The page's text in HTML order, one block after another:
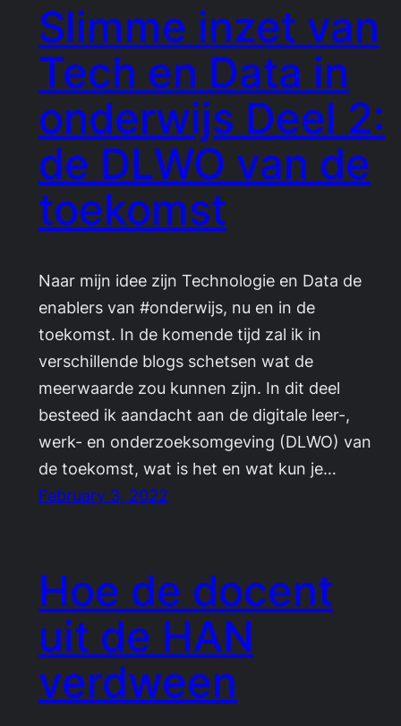
Slimme inzet van
Tech en Data in
onderwijs Deel 2:
de DLWO van de
toekomst
Naar mijn idee zijn Technologie en Data de
enablers van #onderwijs, nu en in de
toekomst. In de komende tijd zal ik in
verschillende blogs schetsen wat de
meerwaarde zou kunnen zijn. In dit deel
besteed ik aandacht aan de digitale leer-,
werk- en onderzoeksomgeving (DLWO) van
de toekomst, wat is het en wat kun je…
February 3, 2022
Hoe de docent
uit de HAN
verdween